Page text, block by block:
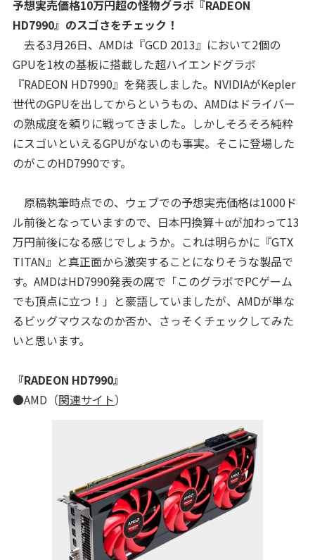
予想実売価格10万円超の怪物グラボ『RADEON
HD7990』のスゴさをチェック！
去る3月26日、AMDは『GCD 2013』において2個の
GPUを1枚の基板に搭載した超ハイエンドグラボ
『RADEON HD7990』を発表しました。NVIDIAがKepler
世代のGPUを出してからというもの、AMDはドライバー
の熟成度を頼りに戦ってきました。しかしそろそろ純粋
にスゴいといえるGPUがないのも事実。そこに登場した
のがこのHD7990です。
原稿執筆時点での、ウェブでの予想実売価格は1000ド
ル前後となっていますので、日本円換算＋αが加わって13
万円前後になる感じでしょうか。これは明らかに『GTX
TITAN』と真正面から激突することになりそうな製品で
す。AMDはHD7990発表の席で「このグラボでPCゲーム
でも頂点に立つ！」と豪語していましたが、AMDが単な
るビッグマウスなのか否か、さっそくチェックしてみた
いと思います。
『RADEON HD7990』
●AMD（関連サイト）